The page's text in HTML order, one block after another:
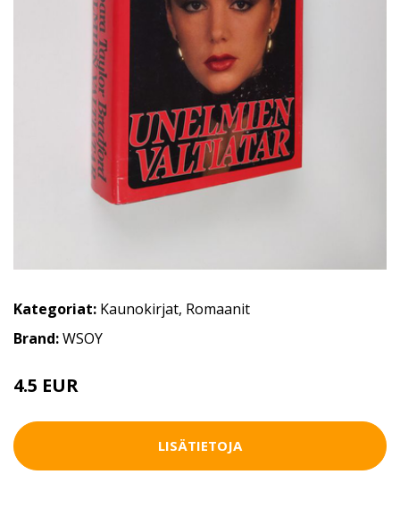
Kategoriat: Kaunokirjat, Romaanit
Brand:WSOY
4.5 EUR
LISÄTIETOJA